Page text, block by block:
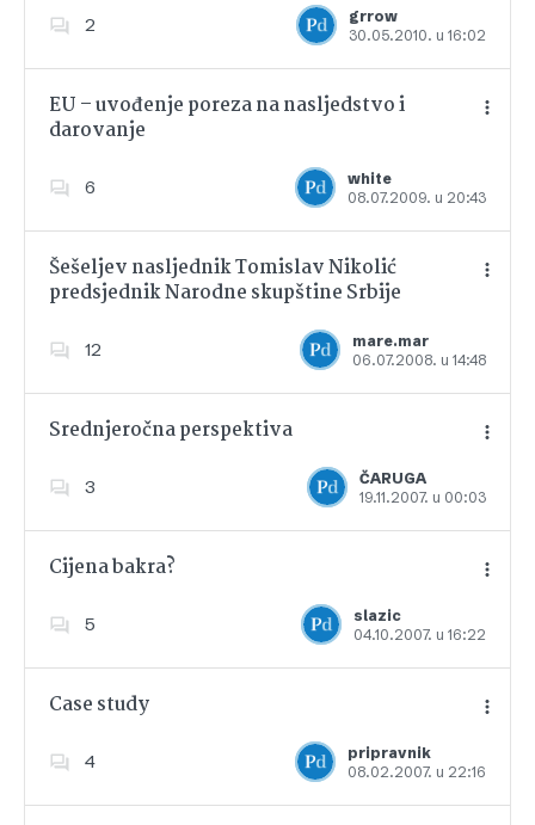
2
grrow
30.05.2010. u 16:02
EU – uvođenje poreza na nasljedstvo i
darovanje
6
white
08.07.2009. u 20:43
Dodajte u favorite
Šešeljev nasljednik Tomislav Nikolić
predsjednik Narodne skupštine Srbije
12
mare.mar
06.07.2008. u 14:48
Dodajte u favorite
Srednjeročna perspektiva
3
ČARUGA
19.11.2007. u 00:03
Dodajte u favorite
Cijena bakra?
5
slazic
04.10.2007. u 16:22
Dodajte u favorite
Case study
4
pripravnik
08.02.2007. u 22:16
Dodajte u favorite